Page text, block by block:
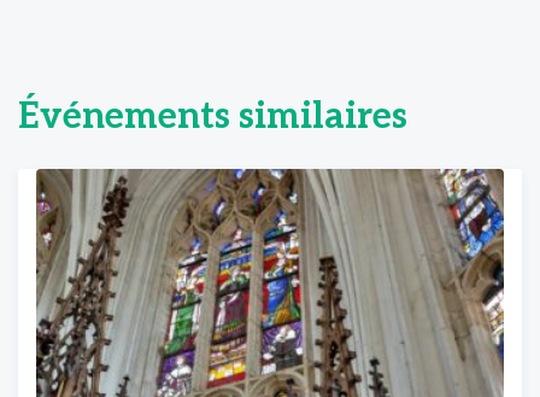
Événements similaires